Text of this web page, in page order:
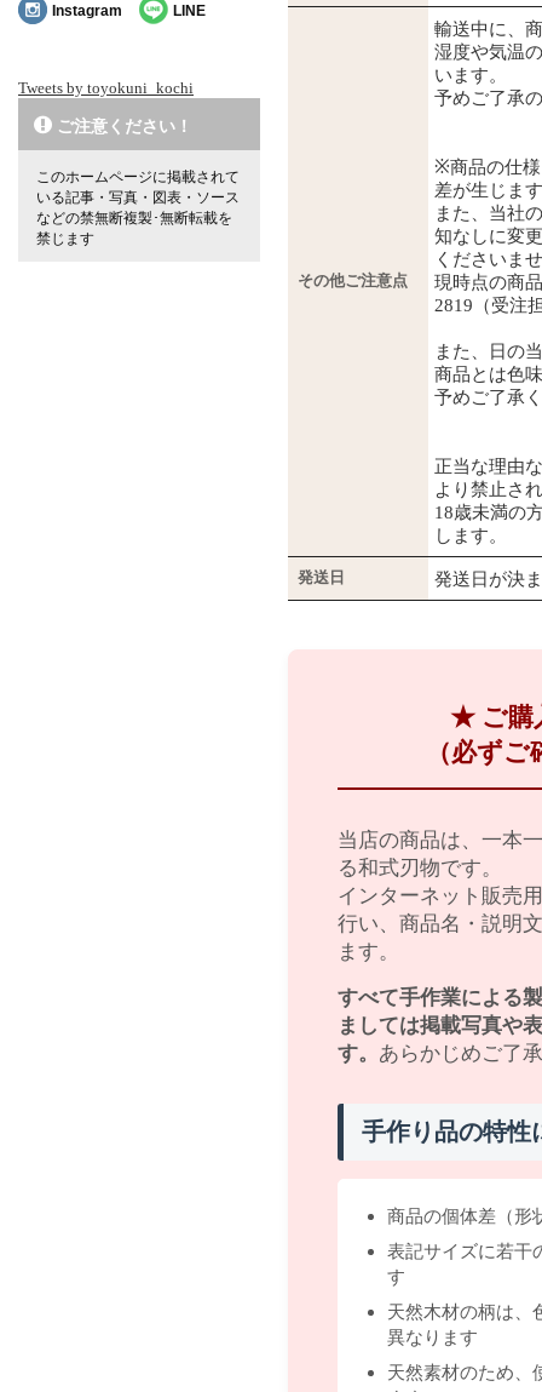
その他ご注意点
輸送中に、
湿度や気温
います。
予めご了承
※商品の仕
差が生じま
また、当社
知なしに変
くださいま
現時点の商
2819（受注
また、日の
商品とは色
予めご了承
正当な理由
より禁止さ
18歳未満の
します。
発送日 発送日が決
★ ご購
（必ず
当店の商品は、一本
る和式刃物です。
インターネット販売
行い、商品名・説明
ます。
すべて手作業による
ましては掲載写真や
す。 あらかじめご了
手作り品の特性
商品の個体差（形
表記サイズに若干
す
天然木材の柄は、
異なります
天然素材のため、
Instagram LINE
Tweets by toyokuni_kochi
ご注意ください！
このホームページに掲載されて
いる記事・写真・図表・ソース
などの禁無断複製･無断転載を
禁じます